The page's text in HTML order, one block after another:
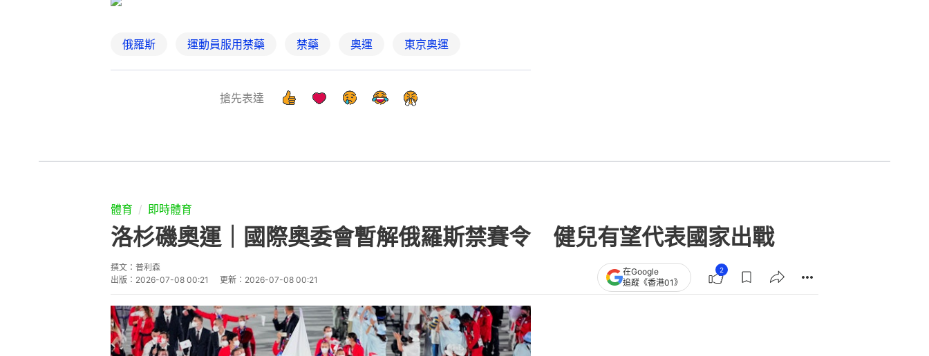
俄羅斯 運動員服用禁藥 禁藥 奧運 東京奧運
搶先表達
體育 即時體育
洛杉磯奧運｜國際奧委會暫解俄羅斯禁賽令 健兒有望代表國家出戰
撰文： 普利森
出版： 2026-07-08 00:21 更新： 2026-07-08 00:21
在Google
追蹤《香港01》
2